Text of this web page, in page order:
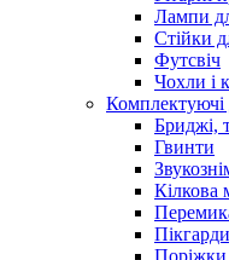
Лампи
Стійки
Футсвіч
Чохли і
Комплектуючі
Бриджі,
Гвинти
Кілкова
Поріжки